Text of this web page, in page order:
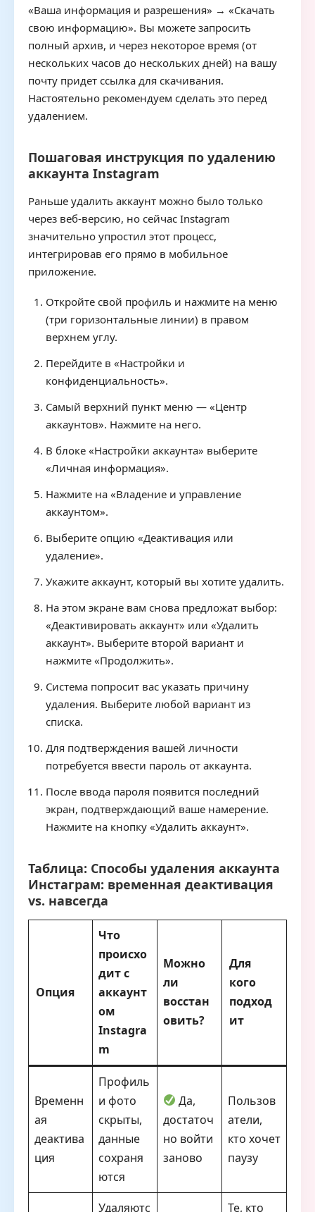
«Ваша информация и разрешения» → «Скачать
свою информацию». Вы можете запросить
полный архив, и через некоторое время (от
нескольких часов до нескольких дней) на вашу
почту придет ссылка для скачивания.
Настоятельно рекомендуем сделать это перед
удалением.
Пошаговая инструкция по удалению
аккаунта Instagram
Раньше удалить аккаунт можно было только
через веб-версию, но сейчас Instagram
значительно упростил этот процесс,
интегрировав его прямо в мобильное
приложение.
Откройте свой профиль и нажмите на меню
(три горизонтальные линии) в правом
верхнем углу.
Перейдите в «Настройки и
конфиденциальность».
Самый верхний пункт меню — «Центр
аккаунтов». Нажмите на него.
В блоке «Настройки аккаунта» выберите
«Личная информация».
Нажмите на «Владение и управление
аккаунтом».
Выберите опцию «Деактивация или
удаление».
Укажите аккаунт, который вы хотите удалить.
На этом экране вам снова предложат выбор:
«Деактивировать аккаунт» или «Удалить
аккаунт». Выберите второй вариант и
нажмите «Продолжить».
Система попросит вас указать причину
удаления. Выберите любой вариант из
списка.
Для подтверждения вашей личности
потребуется ввести пароль от аккаунта.
После ввода пароля появится последний
экран, подтверждающий ваше намерение.
Нажмите на кнопку «Удалить аккаунт».
Таблица: Способы удаления аккаунта
Инстаграм: временная деактивация
vs. навсегда
Опция
Что
происхо
дит с
аккаунт
ом
Instagra
m
Можно
ли
восстан
овить?
Для
кого
подход
ит
Временн
ая
деактива
ция
Профиль
и фото
скрыты,
данные
сохраня
ются
Да,
достаточ
но войти
заново
Пользов
атели,
кто хочет
паузу
Удаляютс Те, кто